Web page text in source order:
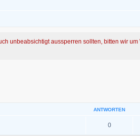
unbeabsichtigt aussperren sollten, bitten wir
ANTWORTEN
0